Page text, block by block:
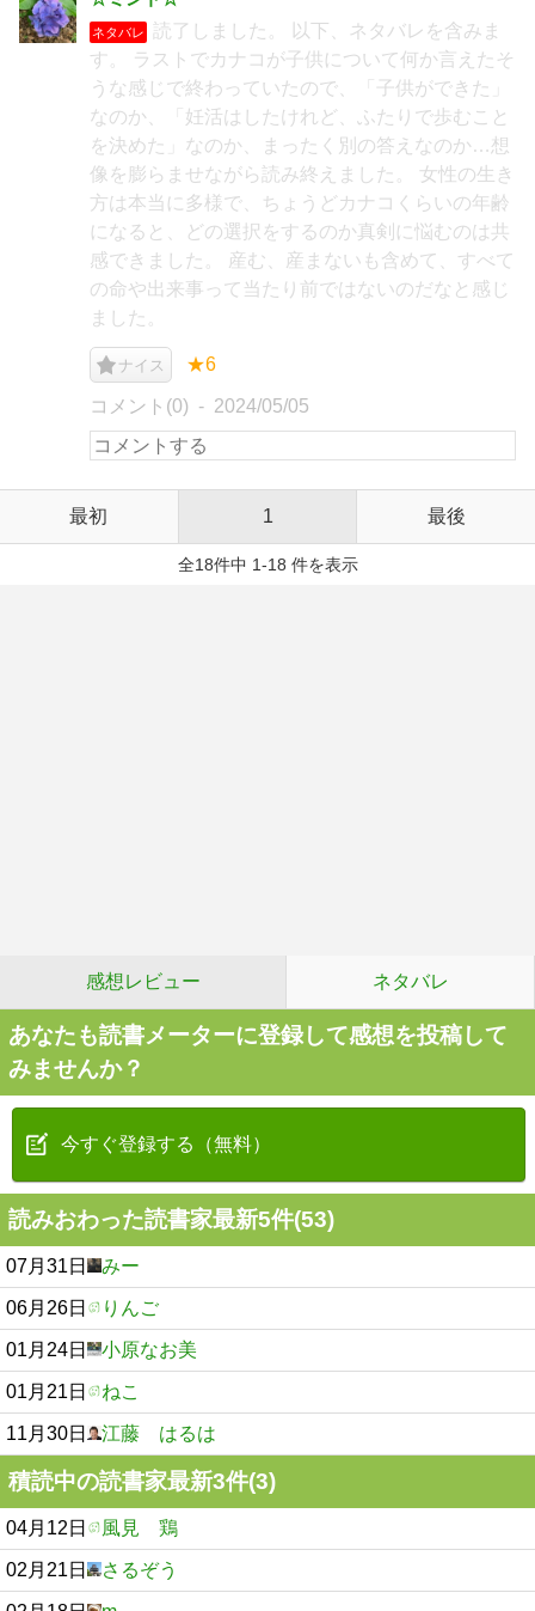
ネタバレ
読了しました。 以下、ネタバレを含みま
す。 ラストでカナコが子供について何か言えたそ
うな感じで終わっていたので、「子供ができた」
なのか、「妊活はしたけれど、ふたりで歩むこと
を決めた」なのか、まったく別の答えなのか…想
像を膨らませながら読み終えました。 女性の生き
方は本当に多様で、ちょうどカナコくらいの年齢
になると、どの選択をするのか真剣に悩むのは共
感できました。 産む、産まないも含めて、すべて
の命や出来事って当たり前ではないのだなと感じ
ました。
ナイス ★6
コメント(0) 2024/05/05
最初 1 最後
全18件中 1-18 件を表示
感想レビュー ネタバレ
あなたも読書メーターに登録して感想を投稿して
みませんか？
今すぐ登録する（無料）
読みおわった読書家最新5件(53)
07月31日 みー
06月26日 りんご
01月24日 小原なお美
01月21日 ねこ
11月30日 江藤 はるは
積読中の読書家最新3件(3)
04月12日 風見 鶏
02月21日 さるぞう